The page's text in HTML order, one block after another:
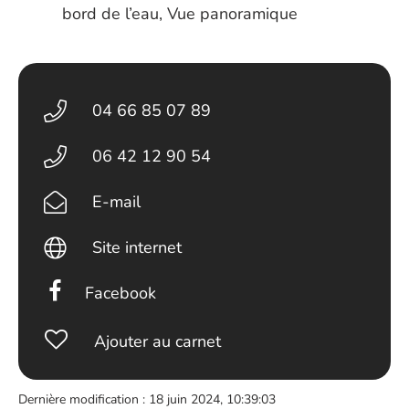
bord de l’eau, Vue panoramique
04 66 85 07 89
06 42 12 90 54
E-mail
Site internet
Facebook
Ajouter au carnet
Dernière modification : 18 juin 2024, 10:39:03